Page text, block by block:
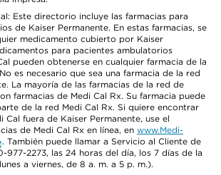
Este directorio incluye las farmacias para
de Kaiser Permanente. En estas farmacias, se
medicamento cubierto por Kaiser
para pacientes ambulatorios
pueden obtenerse en cualquier farmacia de la
es necesario que sea una farmacia de la red
La mayoría de las farmacias de la red de
farmacias de Medi Cal Rx. Su farmacia puede
de la red Medi Cal Rx. Si quiere encontrar
Cal fuera de Kaiser Permanente, use el
de Medi Cal Rx en línea, en www.Medi-
. También puede llamar a Servicio al Cliente de
977-2273, las 24 horas del día, los 7 días de la
a viernes, de 8 a. m. a 5 p. m.).